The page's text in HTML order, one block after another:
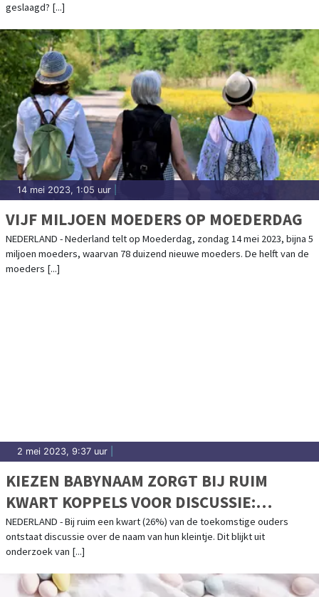
geslaagd? [...]
14 mei 2023, 1:05 uur
VIJF MILJOEN MOEDERS OP MOEDERDAG
NEDERLAND - Nederland telt op Moederdag, zondag 14 mei 2023, bijna 5
miljoen moeders, waarvan 78 duizend nieuwe moeders. De helft van de
moeders [...]
2 mei 2023, 9:37 uur
KIEZEN BABYNAAM ZORGT BIJ RUIM
KWART KOPPELS VOOR DISCUSSIE:
GEHEIMHOUDEN NAAM BIJ EEN OP TIEN
NIET GELUKT
NEDERLAND - Bij ruim een kwart (26%) van de toekomstige ouders
ontstaat discussie over de naam van hun kleintje. Dit blijkt uit
onderzoek van [...]